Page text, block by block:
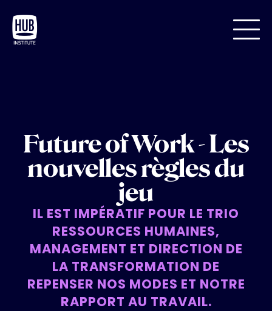
Future of Work - Les
nouvelles règles du
jeu
IL EST IMPÉRATIF POUR LE TRIO
RESSOURCES HUMAINES,
MANAGEMENT ET DIRECTION DE
LA TRANSFORMATION DE
REPENSER NOS MODES ET NOTRE
RAPPORT AU TRAVAIL.